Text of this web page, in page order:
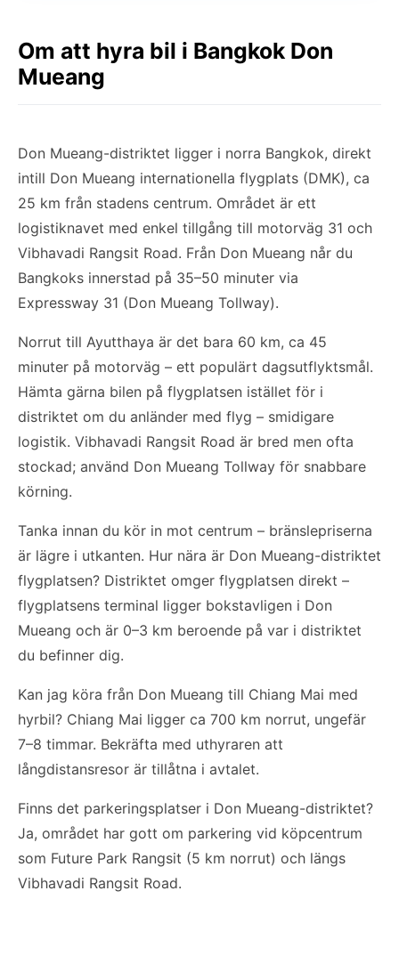
Om att hyra bil i Bangkok Don
Mueang
Don Mueang-distriktet ligger i norra Bangkok, direkt
intill Don Mueang internationella flygplats (DMK), ca
25 km från stadens centrum. Området är ett
logistiknavet med enkel tillgång till motorväg 31 och
Vibhavadi Rangsit Road. Från Don Mueang når du
Bangkoks innerstad på 35–50 minuter via
Expressway 31 (Don Mueang Tollway).
Norrut till Ayutthaya är det bara 60 km, ca 45
minuter på motorväg – ett populärt dagsutflyktsmål.
Hämta gärna bilen på flygplatsen istället för i
distriktet om du anländer med flyg – smidigare
logistik. Vibhavadi Rangsit Road är bred men ofta
stockad; använd Don Mueang Tollway för snabbare
körning.
Tanka innan du kör in mot centrum – bränslepriserna
är lägre i utkanten. Hur nära är Don Mueang-distriktet
flygplatsen? Distriktet omger flygplatsen direkt –
flygplatsens terminal ligger bokstavligen i Don
Mueang och är 0–3 km beroende på var i distriktet
du befinner dig.
Kan jag köra från Don Mueang till Chiang Mai med
hyrbil? Chiang Mai ligger ca 700 km norrut, ungefär
7–8 timmar. Bekräfta med uthyraren att
långdistansresor är tillåtna i avtalet.
Finns det parkeringsplatser i Don Mueang-distriktet?
Ja, området har gott om parkering vid köpcentrum
som Future Park Rangsit (5 km norrut) och längs
Vibhavadi Rangsit Road.